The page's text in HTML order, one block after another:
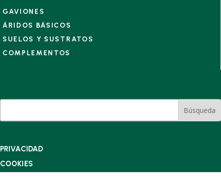
GAVIONES
ÁRIDOS BÁSICOS
SUELOS Y SUSTRATOS
COMPLEMENTOS
PRIVACIDAD
COOKIES